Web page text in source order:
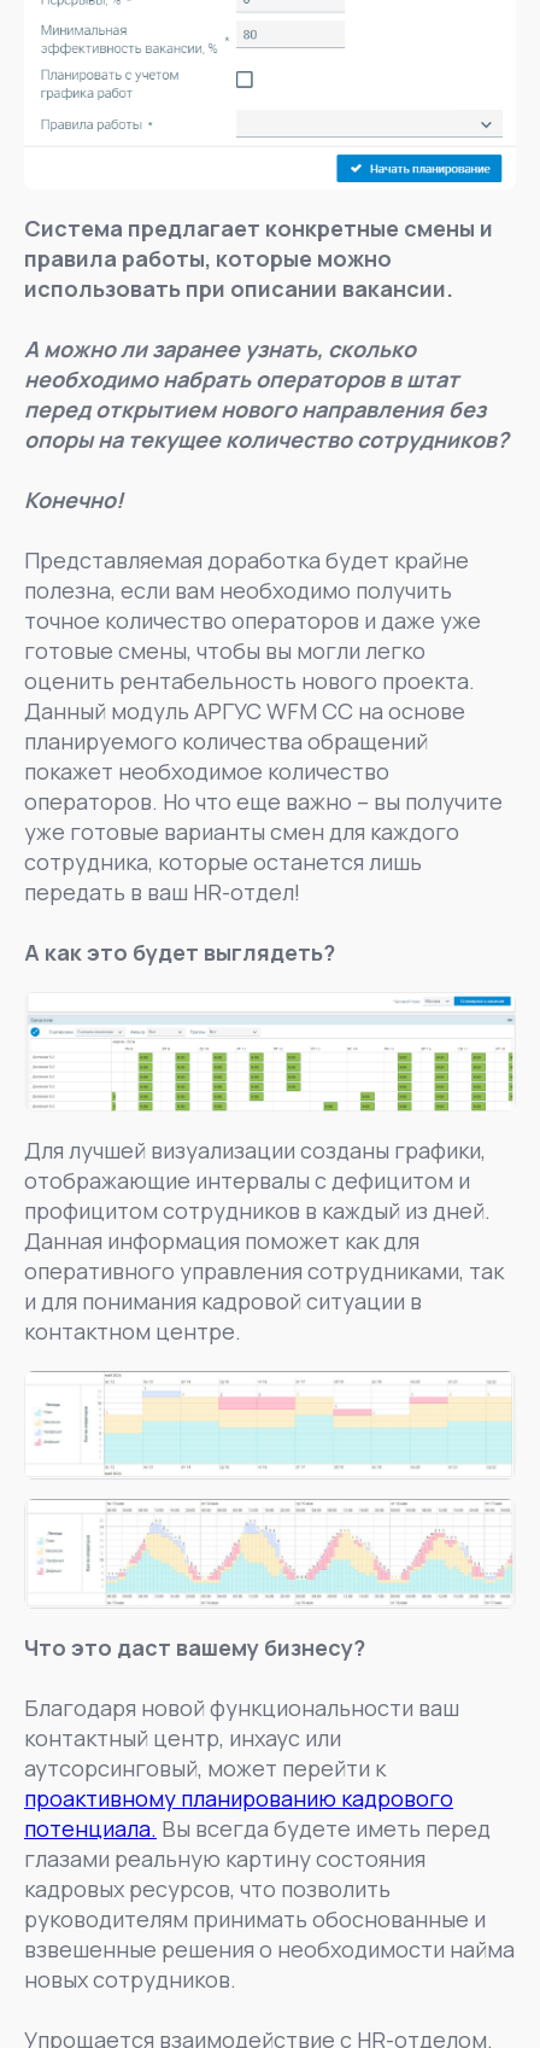
Система предлагает конкретные смены и
правила работы, которые можно
использовать при описании вакансии.
А можно ли заранее узнать, сколько
необходимо набрать операторов в штат
перед открытием нового направления без
опоры на текущее количество сотрудников?
Конечно!
Представляемая доработка будет крайне
полезна, если вам необходимо получить
точное количество операторов и даже уже
готовые смены, чтобы вы могли легко
оценить рентабельность нового проекта.
Данный модуль АРГУС WFM CC на основе
планируемого количества обращений
покажет необходимое количество
операторов. Но что еще важно – вы получите
уже готовые варианты смен для каждого
сотрудника, которые останется лишь
передать в ваш HR-отдел!
А как это будет выглядеть?
Для лучшей визуализации созданы графики,
отображающие интервалы с дефицитом и
профицитом сотрудников в каждый из дней.
Данная информация поможет как для
оперативного управления сотрудниками, так
и для понимания кадровой ситуации в
контактном центре.
Что это даст вашему бизнесу?
Благодаря новой функциональности ваш
контактный центр, инхаус или
аутсорсинговый, может перейти к
проактивному планированию кадрового
потенциала. Вы всегда будете иметь перед
глазами реальную картину состояния
кадровых ресурсов, что позволить
руководителям принимать обоснованные и
взвешенные решения о необходимости найма
новых сотрудников.
Упрощается взаимодействие с HR-отделом.